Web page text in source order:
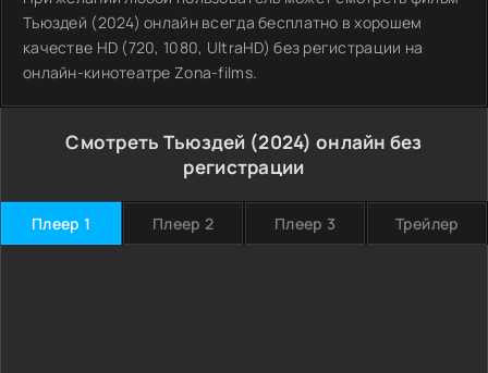
Тьюздей (2024) онлайн всегда бесплатно в хорошем
качестве HD (720, 1080, UltraHD) без регистрации на
онлайн-кинотеатре Zona-films.
Смотреть Тьюздей (2024) онлайн без
регистрации
Плеер 1 Плеер 2 Плеер 3 Трейлер